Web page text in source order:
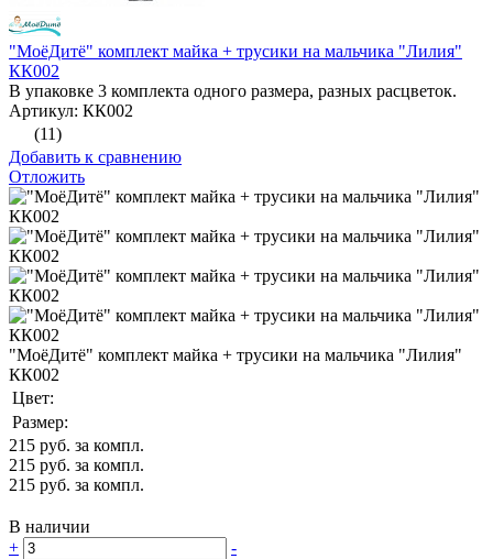
"МоёДитё" комплект майка + трусики на мальчика "Лилия"
КК002
В упаковке 3 комплекта одного размера, разных расцветок.
Артикул: КК002
(11)
Добавить к сравнению
Отложить
"МоёДитё" комплект майка + трусики на мальчика "Лилия"
КК002
Цвет:
Размер:
215 руб. за компл.
215 руб. за компл.
215 руб. за компл.
В наличии
+
-